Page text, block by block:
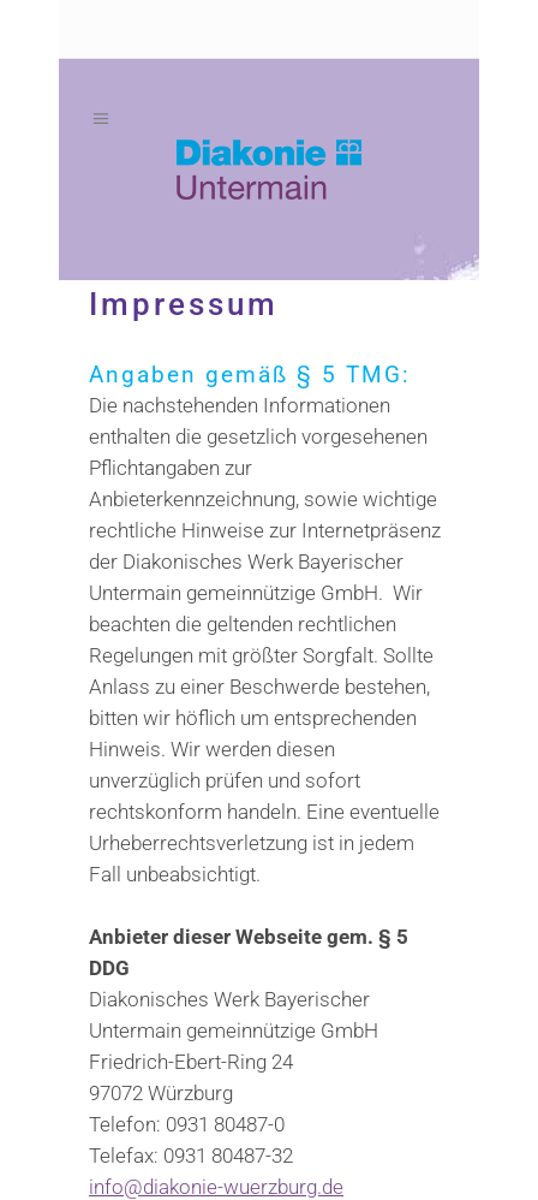
Impressum
Angaben gemäß § 5 TMG:
Die nachstehenden Informationen
enthalten die gesetzlich vorgesehenen
Pflichtangaben zur
Anbieterkennzeichnung, sowie wichtige
rechtliche Hinweise zur Internetpräsenz
der Diakonisches Werk Bayerischer
Untermain gemeinnützige GmbH. Wir
beachten die geltenden rechtlichen
Regelungen mit größter Sorgfalt. Sollte
Anlass zu einer Beschwerde bestehen,
bitten wir höflich um entsprechenden
Hinweis. Wir werden diesen
unverzüglich prüfen und sofort
rechtskonform handeln. Eine eventuelle
Urheberrechtsverletzung ist in jedem
Fall unbeabsichtigt.
Anbieter dieser Webseite gem. § 5
DDG
Diakonisches Werk Bayerischer
Untermain gemeinnützige GmbH
Friedrich-Ebert-Ring 24
97072 Würzburg
Telefon: 0931 80487-0
Telefax: 0931 80487-32
info@diakonie-wuerzburg.de